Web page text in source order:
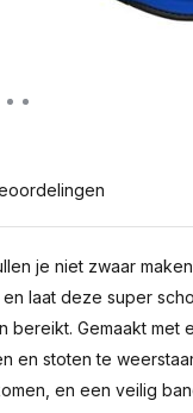
je niet zwaar
laat deze super
bereikt. Gemaakt met
en stoten te
en een veilig